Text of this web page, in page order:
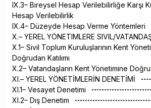
IX.3– Bireysel Hesap Verilebilirliğe Karşı
Hesap Verilebilirlik
IX.4– Düzeyde Hesap Verme Yöntemleri
X.– YEREL YÖNETIMLERE SIVIL/
X.1– Sivil Toplum Kuruluşlarının Kent
Doğrudan Katılımı
X.2– Vatandaşların Kent Yönetimine
XI.– YEREL YÖNETİMLERİN DENETİMİ
XI.1– Vesayet Denetimi
XI.2– Dış Denetim